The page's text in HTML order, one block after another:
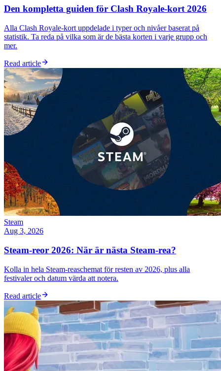
Den kompletta guiden för Clash Royale-kort 2026
Alla Clash Royale-kort uppdelade i typer och nivåer baserat på
statistik. Ta reda på vilka som är de bästa korten i varje grupp och
mer.
Read article
Steam
Aug 3, 2026
Steam-reor 2026: När är nästa Steam-rea?
Kolla in hela Steam-reaschemat för resten av 2026, plus alla
festivaler och datum värda att notera.
Read article